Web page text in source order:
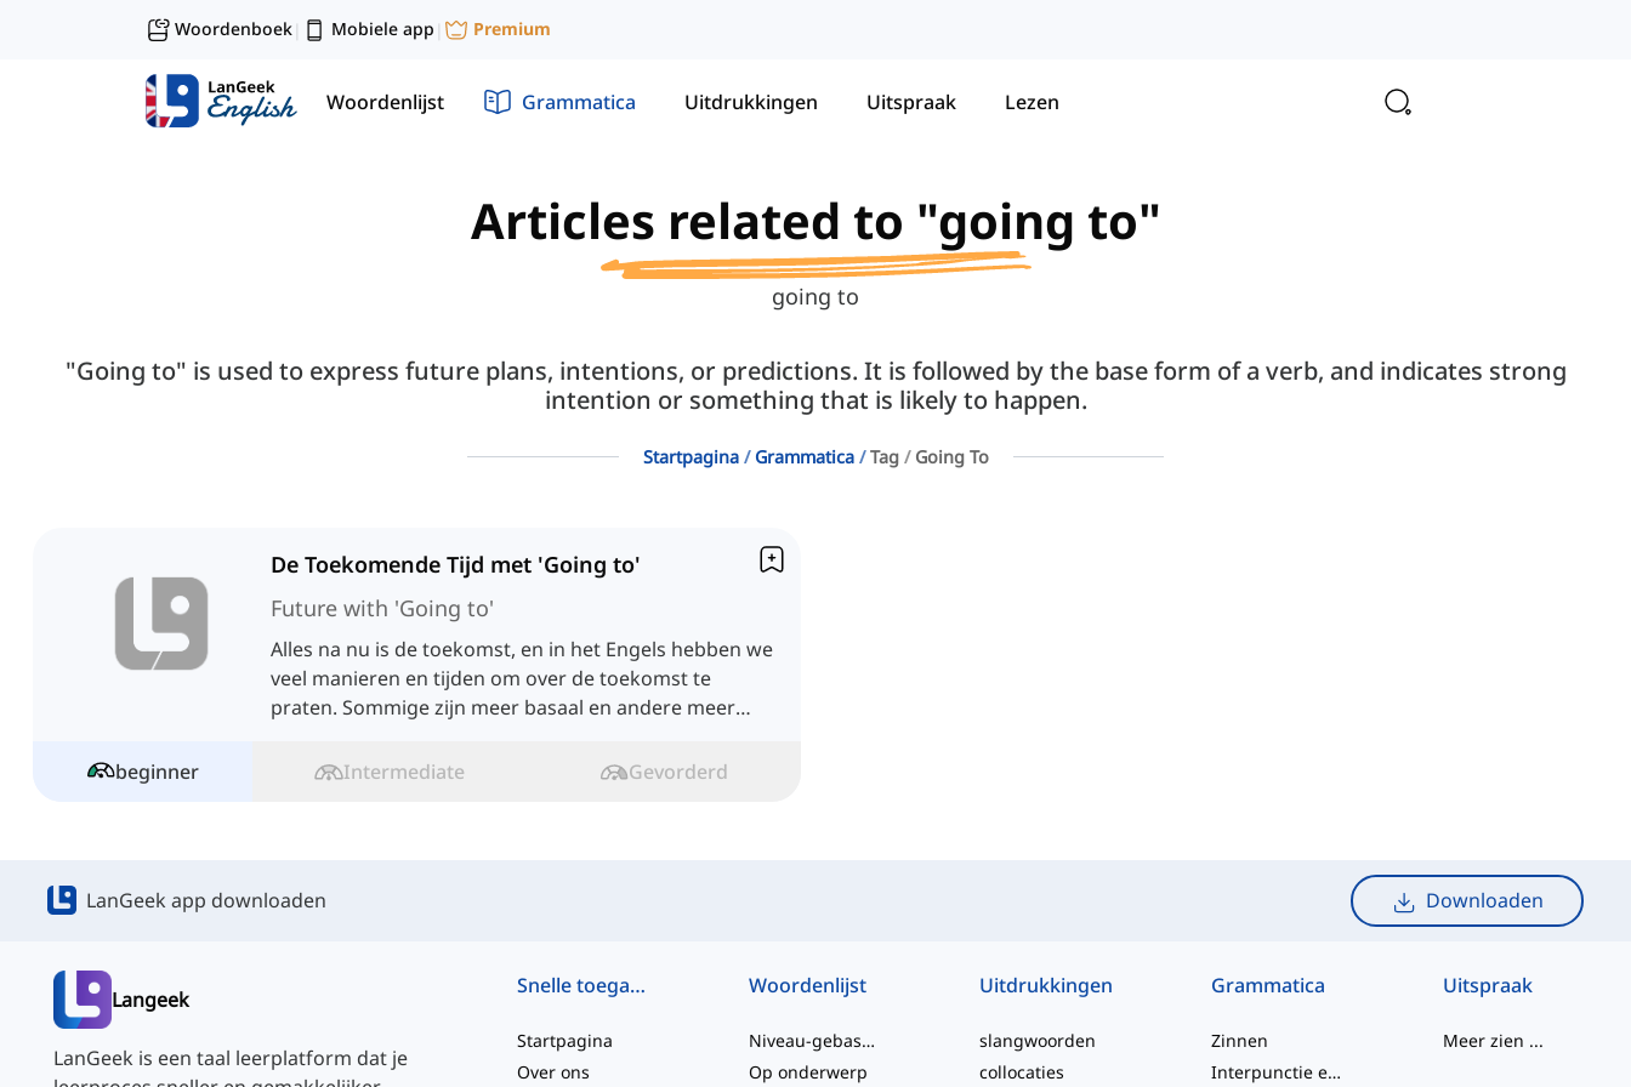
Woordenboek| Mobiele app | Premium
Woordenlijst Grammatica Uitdrukkingen Uitspraak Lezen
Articles related to "going to"
going to
"Going to" is used to express future plans, intentions, or predictions. It is followed by the base form of a verb, and indicates strong
intention or something that is likely to happen.
Startpagina Grammatica Tag Going To
De Toekomende Tijd met 'Going to'
Future with 'Going to'
Alles na nu is de toekomst, en in het Engels hebben we
veel manieren en tijden om over de toekomst te
praten. Sommige zijn meer basaal en andere meer
beginner
Intermediate Gevorderd
LanGeek app downloaden Downloaden
Langeek
LanGeek is een taal leerplatform dat je
Snelle toegang
Startpagina
Over ons
Woordenlijst
Niveau-gebaseerd
Op onderwerp
Uitdrukkingen
slangwoorden
collocaties
Grammatica
Zinnen
Interpunctie en Spelling
Uitspraak
Meer zien ...